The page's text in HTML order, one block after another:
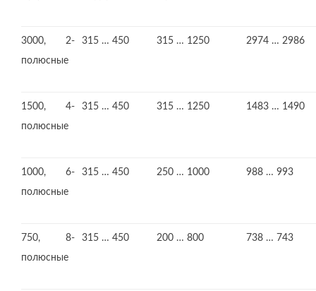
3000, 2-
полюсные
315 … 450 315 … 1250 2974 … 2986
1500, 4-
полюсные
315 … 450 315 … 1250 1483 … 1490
1000, 6-
полюсные
315 … 450 250 … 1000 988 … 993
750, 8-
полюсные
315 … 450 200 … 800 738 … 743